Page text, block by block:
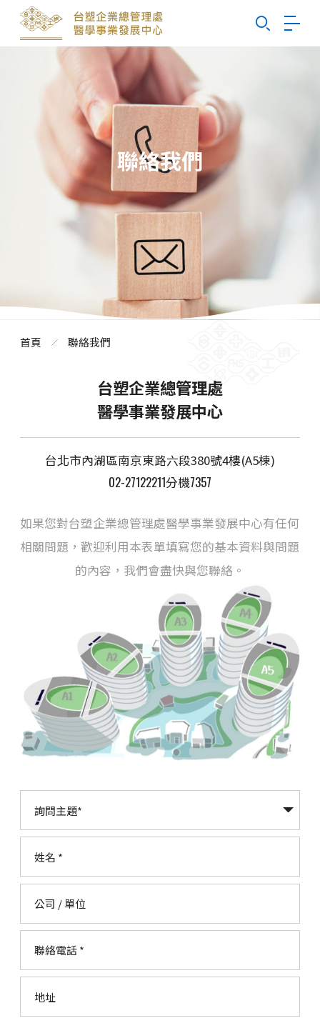
聯絡我們
首頁 聯絡我們
台塑企業總管理處
醫學事業發展中心
台北市內湖區南京東路六段380號4樓(A5棟)
02-27122211分機7357
如果您對台塑企業總管理處醫學事業發展中心有任何
相關問題，歡迎利用本表單填寫您的基本資料與問題
的內容，我們會盡快與您聯絡。